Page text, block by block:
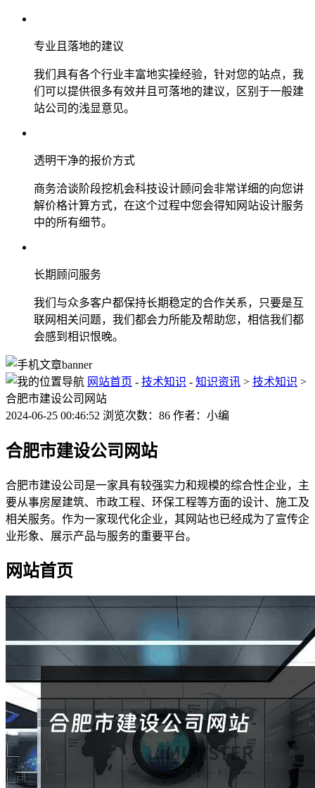
专业且落地的建议
我们具有各个行业丰富地实操经验，针对您的站点，我
们可以提供很多有效并且可落地的建议，区别于一般建
站公司的浅显意见。
透明干净的报价方式
商务洽谈阶段挖机会科技设计顾问会非常详细的向您讲
解价格计算方式，在这个过程中您会得知网站设计服务
中的所有细节。
长期顾问服务
我们与众多客户都保持长期稳定的合作关系，只要是互
联网相关问题，我们都会力所能及帮助您，相信我们都
会感到相识恨晚。
网站首页 - 技术知识 - 知识资讯 > 技术知识 >
合肥市建设公司网站
2024-06-25 00:46:52 浏览次数：86 作者：小编
合肥市建设公司网站
合肥市建设公司是一家具有较强实力和规模的综合性企业，主
要从事房屋建筑、市政工程、环保工程等方面的设计、施工及
相关服务。作为一家现代化企业，其网站也已经成为了宣传企
业形象、展示产品与服务的重要平台。
网站首页